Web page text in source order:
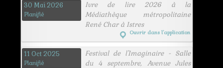
30 Mai 2026
Planifié
Ivre de lire 2026 à la
Médiathèque métropolitaine
René Char à Istres
Ouvrir dans l’application
11 Oct 2025
Planifié
Festival de l'Imaginaire - Salle
du 4 septembre, Avenue Jules